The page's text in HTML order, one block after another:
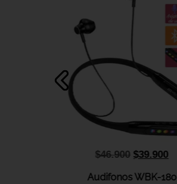
$46.900 $39.900
Audifonos WBK-180